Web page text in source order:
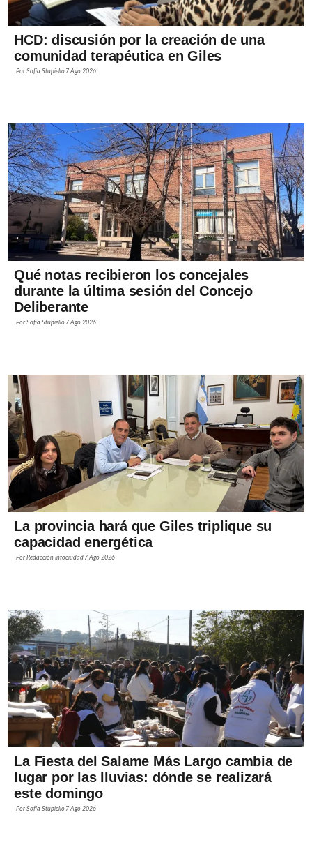
HCD: discusión por la creación de una
comunidad terapéutica en Giles
PorSofía Stupiello 7 Ago 2026
Qué notas recibieron los concejales
durante la última sesión del Concejo
Deliberante
PorSofía Stupiello 7 Ago 2026
La provincia hará que Giles triplique su
capacidad energética
PorRedacción Infociudad 7 Ago 2026
La Fiesta del Salame Más Largo cambia de
lugar por las lluvias: dónde se realizará
este domingo
PorSofía Stupiello 7 Ago 2026